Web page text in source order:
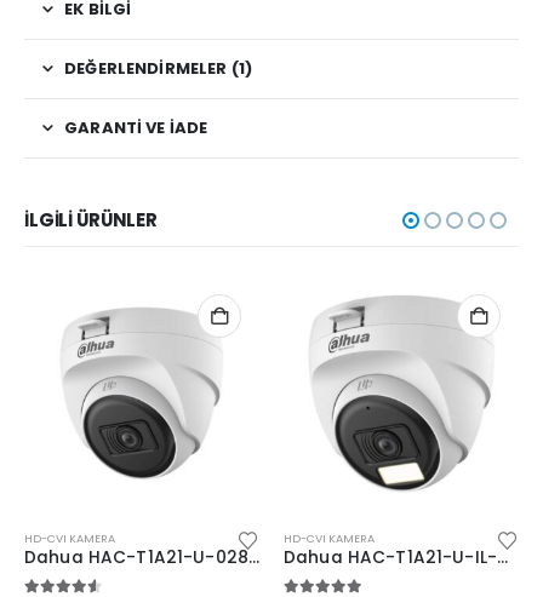
EK BILGI
DEĞERLENDIRMELER (1)
GARANTI VE İADE
İLGILI ÜRÜNLER
HD-CVI KAMERA
Dahua HAC-T1A21-U-0280B 2MP Dome HDCVI Kamera
HD-CVI KAMERA
Dahua HAC-T1A21-U-IL-A 2MP FullColor Sesli Dome